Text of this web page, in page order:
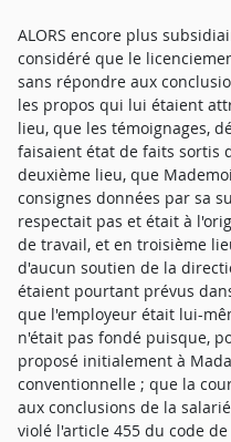
ALORS encore plus
considéré que le
sans répondre aux
les propos qui lui étaient
lieu, que les témoignages,
faisaient état de faits sortis
deuxième lieu, que
consignes données par sa
respectait pas et était à
de travail, et en troisième
d'aucun soutien de la
étaient pourtant prévus
que l'employeur était lui-
n'était pas fondé puisque,
proposé initialement à
conventionnelle ; que la
aux conclusions de la
violé l'article 455 du code